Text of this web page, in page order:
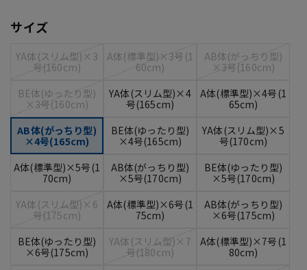
サイズ
YA体(スリム型)×3
号(160cm)
A体(標準型)×3号(1
60cm)
AB体(がっちり型)
×3号(160cm)
BE体(ゆったり型)
×3号(160cm)
YA体(スリム型)×4
号(165cm)
A体(標準型)×4号(1
65cm)
AB体(がっちり型)
×4号(165cm)
BE体(ゆったり型)
×4号(165cm)
YA体(スリム型)×5
号(170cm)
A体(標準型)×5号(1
70cm)
AB体(がっちり型)
×5号(170cm)
BE体(ゆったり型)
×5号(170cm)
YA体(スリム型)×6
号(175cm)
A体(標準型)×6号(1
75cm)
AB体(がっちり型)
×6号(175cm)
BE体(ゆったり型)
×6号(175cm)
YA体(スリム型)×7
号(180cm)
A体(標準型)×7号(1
80cm)